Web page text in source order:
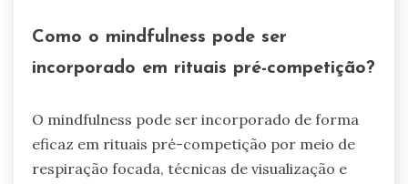
Como o mindfulness pode ser
incorporado em rituais pré-competição?
O mindfulness pode ser incorporado de forma
eficaz em rituais pré-competição por meio de
respiração focada, técnicas de visualização e